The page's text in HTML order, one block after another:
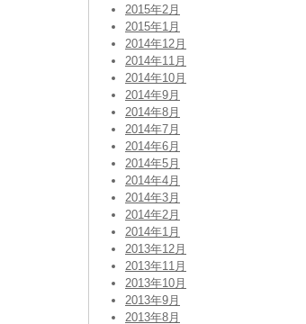
2015年2月
2015年1月
2014年12月
2014年11月
2014年10月
2014年9月
2014年8月
2014年7月
2014年6月
2014年5月
2014年4月
2014年3月
2014年2月
2014年1月
2013年12月
2013年11月
2013年10月
2013年9月
2013年8月